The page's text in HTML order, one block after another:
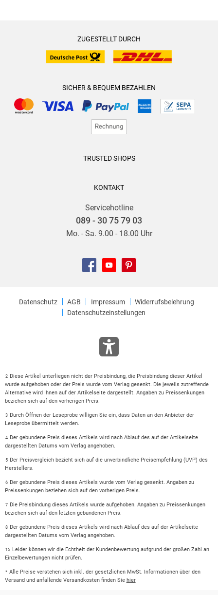
ZUGESTELLT DURCH
SICHER & BEQUEM BEZAHLEN
TRUSTED SHOPS
KONTAKT
Servicehotline
089 - 30 75 79 03
Mo. - Sa. 9.00 - 18.00 Uhr
Datenschutz AGB Impressum
Widerrufsbelehrung
Datenschutzeinstellungen
2 Diese Artikel unterliegen nicht der Preisbindung, die Preisbindung dieser Artikel
wurde aufgehoben oder der Preis wurde vom Verlag gesenkt. Die jeweils zutreffende
Alternative wird Ihnen auf der Artikelseite dargestellt. Angaben zu Preissenkungen
beziehen sich auf den vorherigen Preis.
3 Durch Öffnen der Leseprobe willigen Sie ein, dass Daten an den Anbieter der
Leseprobe übermittelt werden.
4 Der gebundene Preis dieses Artikels wird nach Ablauf des auf der Artikelseite
dargestellten Datums vom Verlag angehoben.
5 Der Preisvergleich bezieht sich auf die unverbindliche Preisempfehlung (UVP) des
Herstellers.
6 Der gebundene Preis dieses Artikels wurde vom Verlag gesenkt. Angaben zu
Preissenkungen beziehen sich auf den vorherigen Preis.
7 Die Preisbindung dieses Artikels wurde aufgehoben. Angaben zu Preissenkungen
beziehen sich auf den letzten gebundenen Preis.
8 Der gebundene Preis dieses Artikels wird nach Ablauf des auf der Artikelseite
dargestellten Datums vom Verlag angehoben.
15 Leider können wir die Echtheit der Kundenbewertung aufgrund der großen Zahl an
Einzelbewertungen nicht prüfen.
* Alle Preise verstehen sich inkl. der gesetzlichen MwSt. Informationen über den
Versand und anfallende Versandkosten finden Sie hier